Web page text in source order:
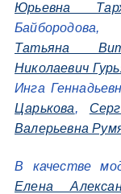
Юрьевна
Байбородова,
Татьяна
Николаевич
Инга
Царькова,
Валерьевна
В качестве
Елена